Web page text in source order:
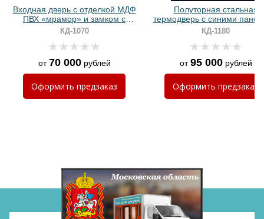
Хочу такую
Входная дверь с отделкой МДФ
ПВХ «мрамор» и замком с
биометрией
КД-1070
от70 000рублей
Оформить предзаказ
Полуторная стальная
термодверь с синими
МДФ RAL и ручкой с
подсветкой
КД-1180
от95 000рублей
Оформить предзаказ